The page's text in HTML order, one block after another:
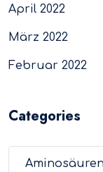
April 2022
März 2022
Februar 2022
Categories
Aminosäuren